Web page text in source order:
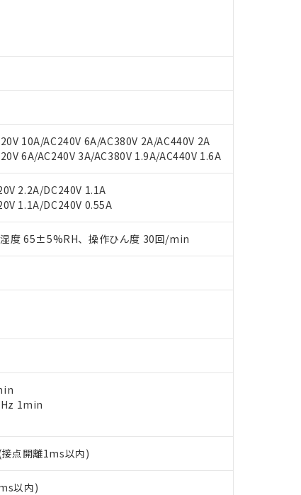
10A/AC240V 6A/AC380V 2A/AC440V 2A
6A/AC240V 3A/AC380V 1.9A/AC440V 1.6A
2.2A/DC240V 1.1A
1.1A/DC240V 0.55A
度 65±5%RH、操作ひん度 30回/min
1min
点開離1ms以内)
以内)
意のうえご利用ください。
事業取扱商品の当社在庫状況および標準価格(税抜)を提供させ
中には、本サービスの対象外となる商品もあることをご了承
結果は、記載している更新日時点での社内データに基づき作
格はお客様のお取引先、またはお客様担当のオムロン制御機器
。
当社販売拠点は「販売ネットワーク
」をご確認ください。
を当社の事前の承諾なく第三者に漏洩または開示しないようお
当社にご登録された部品リストについて、当社および当社の共
"個人情報の共同利用に関して"
物質）の非含有に対応した製品が提供可能な商品です。
）の非含有に対応した製品に切り替える予定のある商品です。
物で、有害物質有無と関係のない商品です。
品としていたものが、含有品と判明した場合などやむを得ず変
ビフェニル類(PBB) 1000ppm以下、ポリ臭化ジフェニルエーテル類(PBDE)
名：DOP) 1000ppm以下、フタル酸ブチルベンジル（BBP） 1000ppm以下、フ
ソブチル (DIBP) 1000ppm以下
機器に対する適用除外項目は除く。
値を超える意図的な使用がないことを確認しています。
り、予定月が前後することがあります。
ドすることができます。
証明書
）
証明するもので、過去に遡って非含有を証明するものではあ
テル類４物質の対応では、対応完了までの期間は出荷製品に
を記載しておりました。
RoHSの基準値以下であることを示します。
国RoHSの基準値を超えていることを示します。
：
Cd(カドミウム) : 100ppm、
臭化ビフェニル類) : 1000ppm、 PBDEs(ポリ臭化ジフェニルエーテル類) :
フタル酸ジイソブチル) : 1000ppm、 BBP(フタル酸ブチルベンジル) : 1000ppm
: 1000ppm
べてが基準値以下であることを示します。
て有害物質が外部に漏えいし、環境に深刻な影響を及ぼさない
ち、外国為替および外国貿易法に定める商品（以下｢規制貨物
供する場合は、日本国政府の輸出許可(または役務取引許可)を
ます。
ミサイル、化学兵器、生物兵器またはその他武器並びにこれ
販売する場合は、上記1、2および3の内容を当該第三者に通知
売に係わる関係者が違法に輸出するおそれがある場合は、取り
況については、お客様のお取引先、またはお客様担当のオムロ
にご確認ください)
状況の情報を公開していない機種